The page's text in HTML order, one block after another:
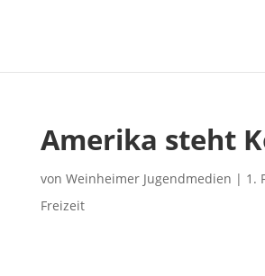
Amerika steht
von Weinheimer Jugendmedien | 1.
Freizeit